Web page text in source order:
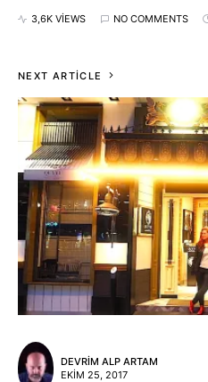
3,6K VIEWS NO COMMENTS
NEXT ARTICLE
DEVRIM ALP ARTAM
EKIM 25, 2017